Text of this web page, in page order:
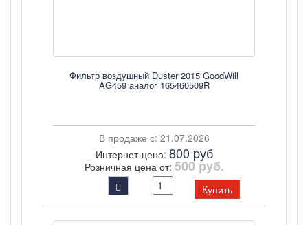
Фильтр воздушный Duster 2015 GoodWill
AG459 аналог 165460509R
В продаже с: 21.07.2026
Интернет-цена: 800 pуб
Розничная цена от: 500 руб.
Купить